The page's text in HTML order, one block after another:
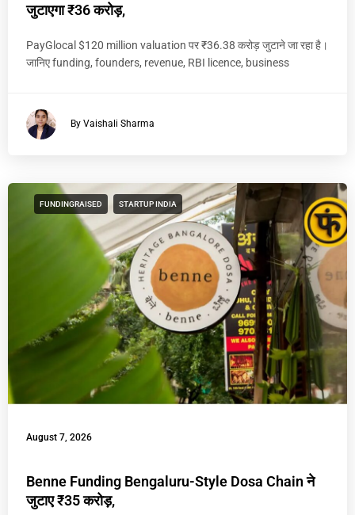
जुटाएगा ₹36 करोड़,
PayGlocal $120 million valuation पर ₹36.38 करोड़ जुटाने जा रहा है।
जानिए funding, founders, revenue, RBI licence, business
By Vaishali Sharma
FUNDINGRAISED STARTUP INDIA
August 7, 2026
Benne Funding Bengaluru-Style Dosa Chain ने
जुटाए ₹35 करोड़,